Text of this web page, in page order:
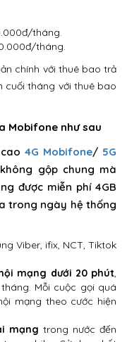
tháng.
tháng.
chính với thuê bao trả
cuối tháng với thuê bao
Mobifone như sau
cao4G Mobifone/ 5G
gộp chung mà
được miễn phí 4GB
trong ngày hệ thống
Viber, ifix, NCT, Tiktok
mạng dưới 20 phút,
Mỗi cuộc gọi quá
mạng theo cước hiện
mạng trong nước đến